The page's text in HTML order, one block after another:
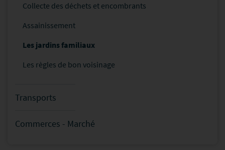
Collecte des déchets et encombrants
Assainissement
Les jardins familiaux
Les règles de bon voisinage
Transports
Commerces - Marché